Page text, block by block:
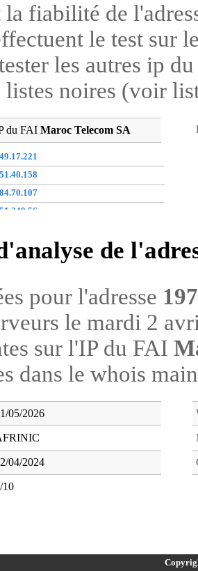
la fiabilité de
le test sur
les autres ip
listes noires (voir
du FAI Maroc Telecom SA
de
pour l'adresse
le mardi 2
sur l'IP du FAI
dans le whois
05/2026
04/2024
10